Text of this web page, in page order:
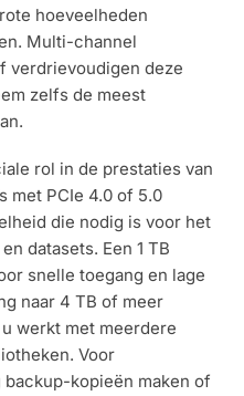
hoeveelheden
Multi-channel
verdrievoudigen deze
zelfs de meest
rol in de prestaties van
met PCIe 4.0 of 5.0
die nodig is voor het
datasets. Een 1 TB
snelle toegang en lage
naar 4 TB of meer
werkt met meerdere
Voor
kopieën maken of